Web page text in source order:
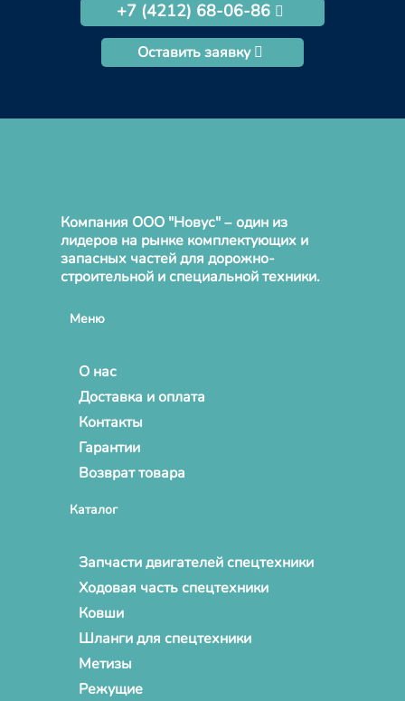
+7 (4212) 68-06-86
Оставить заявку
Компания ООО "Новус" – один из
лидеров на рынке комплектующих и
запасных частей для дорожно-
строительной и специальной техники.
Меню
О нас
Доставка и оплата
Контакты
Гарантии
Возврат товара
Каталог
Запчасти двигателей спецтехники
Ходовая часть спецтехники
Ковши
Шланги для спецтехники
Метизы
Режущие